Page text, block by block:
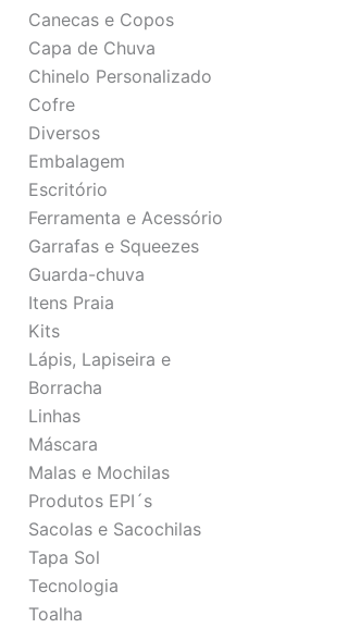
Canecas e Copos
Capa de Chuva
Chinelo Personalizado
Cofre
Diversos
Embalagem
Escritório
Ferramenta e Acessório
Garrafas e Squeezes
Guarda-chuva
Itens Praia
Kits
Lápis, Lapiseira e
Borracha
Linhas
Máscara
Malas e Mochilas
Produtos EPI´s
Sacolas e Sacochilas
Tapa Sol
Tecnologia
Toalha